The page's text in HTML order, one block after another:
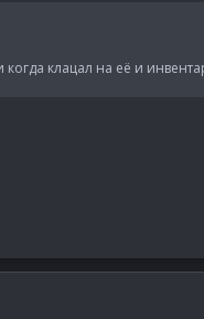
когда клацал на её и